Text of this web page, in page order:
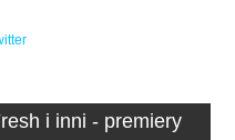
i inni - premiery